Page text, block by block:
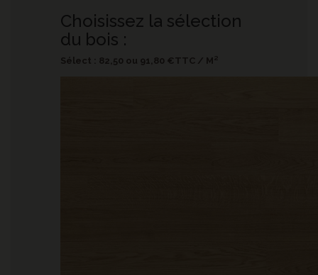
Choisissez la sélection
du bois :
Sélect : 82,50 ou 91,80 €TTC / M²